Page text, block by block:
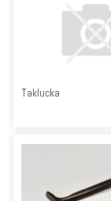
Taklucka